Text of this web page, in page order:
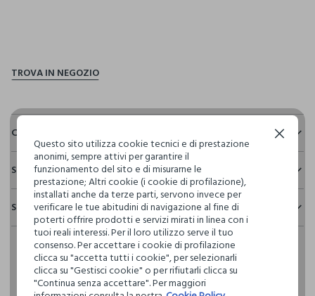
Composizione e cura
Composizione:
100% POLIESTERE
NON CANDEGGIARE
TEMPERATURA MASSIMA 40°C - PROCEDURA DELICATA
LAVAGGIO A SECCO PROFESSIONALE CON
Sostenibilità e trasparenza
Sicurezza
Il 100% dei nostri articoli viene sottoposto a test chimico-
fisici, per verificarne il rispetto dei limiti che abbiamo
definito per l’uso di sostanze chimiche, talvolta anche più
restrittivi rispetto a quelli previsti dalla normativa
internazionale.
Clicca qui per vedere i dettagli
Spedizione e resi
Hai fino a 30 giorni dalla consegna del tuo ordine online per
cambiare idea e restituire i prodotti che hai acquistato.
Questo sito utilizza cookie tecnici e di prestazione
anonimi, sempre attivi per garantire il
funzionamento del sito e di misurarne le
prestazione; Altri cookie (i cookie di profilazione),
installati anche da terze parti, servono invece per
verificare le tue abitudini di navigazione al fine di
poterti offrire prodotti e servizi mirati in linea con i
tuoi reali interessi. Per il loro utilizzo serve il tuo
consenso. Per accettare i cookie di profilazione
clicca su "accetta tutti i cookie", per selezionarli
clicca su "Gestisci cookie" o per rifiutarli clicca su
"Continua senza accettare". Per maggiori
Continua senza accettare